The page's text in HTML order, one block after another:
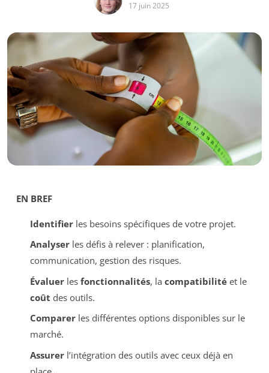
17 juin 2025
EN BREF
Identifierles besoins spécifiques de votre projet.
Analyserles défis à relever : planification,
communication, gestion des risques.
Évaluerles fonctionnalités, la compatibilitéet le
coût des outils.
Comparerles différentes options disponibles sur le
marché.
Assurerl’intégration des outils avec ceux déjà en